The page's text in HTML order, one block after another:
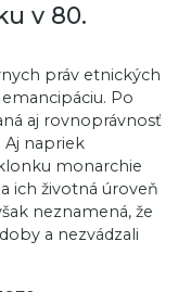
v 80.
práv etnických
Po
aj rovnoprávnosť
napriek
monarchie
ich životná úroveň
neznamená, že
a nezvádzali